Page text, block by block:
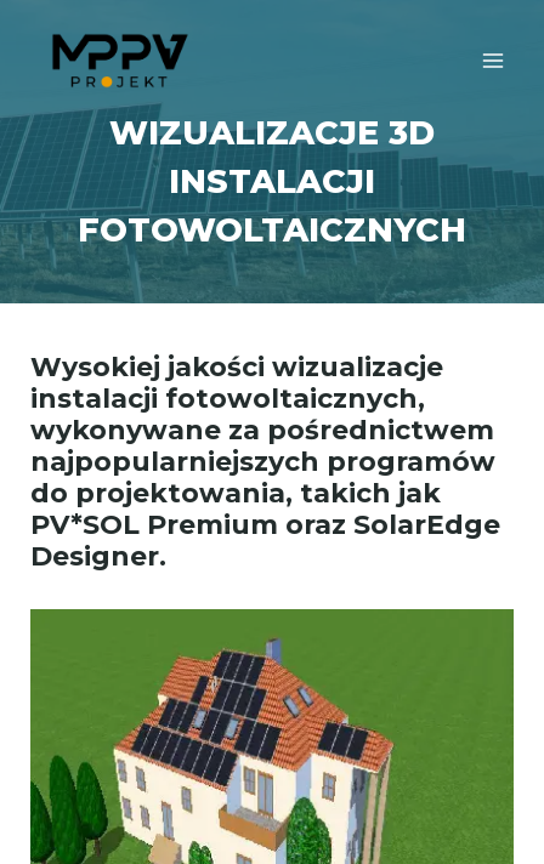
WIZUALIZACJE 3D
INSTALACJI
FOTOWOLTAICZNYCH
Wysokiej jakości wizualizacje
instalacji fotowoltaicznych,
wykonywane za pośrednictwem
najpopularniejszych programów
do projektowania, takich jak
PV*SOL Premium oraz SolarEdge
Designer.